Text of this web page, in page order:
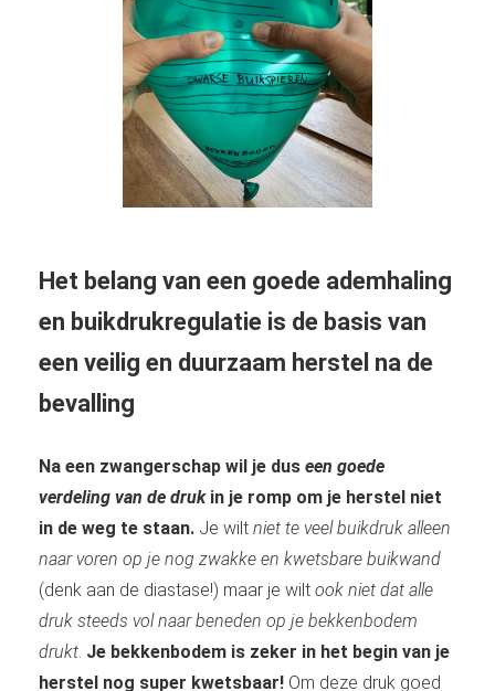
Het belang van een goede ademhaling
en buikdrukregulatie is de basis van
een veilig en duurzaam herstel na de
bevalling
Na een zwangerschap wil je dus een goede
verdeling van de drukin je romp om je herstel niet
in de weg te staan. Je wilt niet te veel buikdruk alleen
naar voren op je nog zwakke en kwetsbare buikwand
(denk aan de diastase!) maar je wilt ook niet dat alle
druk steeds vol naar beneden op je bekkenbodem
drukt Je bekkenbodem is zeker in het begin van je
herstel nog super kwetsbaar! Om deze druk goed